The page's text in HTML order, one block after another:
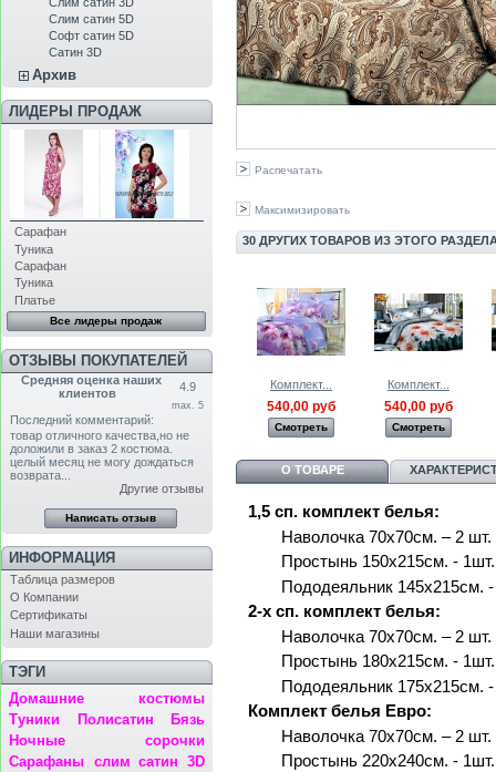
Слим сатин 5D
Софт сатин 5D
Сатин 3D
Архив
ЛИДЕРЫ ПРОДАЖ
Сарафан
Туника
Сарафан
Туника
Платье
Все лидеры продаж
ОТЗЫВЫ ПОКУПАТЕЛЕЙ
Средняя оценка наших
клиентов
4.9
max. 5
Последний комментарий:
товар отличного качества,но не
доложили в заказ 2 костюма.
целый месяц не могу дождаться
возврата...
Другие отзывы
ИНФОРМАЦИЯ
Таблица размеров
О Компании
Сертификаты
Наши магазины
ТЭГИ
Домашние костюмы
Туники
Полисатин
Бязь
Ночные сорочки
Сарафаны
слим сатин 3D
Распечатать
Максимизировать
30 ДРУГИХ ТОВАРОВ ИЗ ЭТОГО
Комплект...
540,00 руб
Смотреть
Комплект...
540,00 руб
Смотреть
О ТОВАРЕ
1,5 сп. комплект белья:
Наволочка 70х70см. – 2 шт.
Простынь 150х215см. - 1шт.
Пододеяльник 145х215см.
2-х сп. комплект белья:
Наволочка 70х70см. – 2 шт.
Простынь 180х215см. - 1шт.
Пододеяльник 175х215см.
Комплект белья Евро:
Наволочка 70х70см. – 2 шт.
Простынь 220х240см. - 1шт.